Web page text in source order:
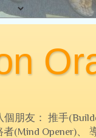
個朋友： 推手
者(Mind Opener)